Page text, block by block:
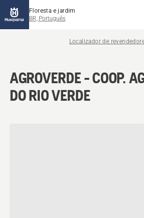
Floresta e jardim
BR, Português
Localizador de
AGROVERDE - COOP.
DO RIO VERDE